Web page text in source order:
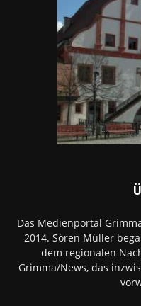
Das Medienportal
2014. Sören Müller
dem regionalen
Grimma/News, das